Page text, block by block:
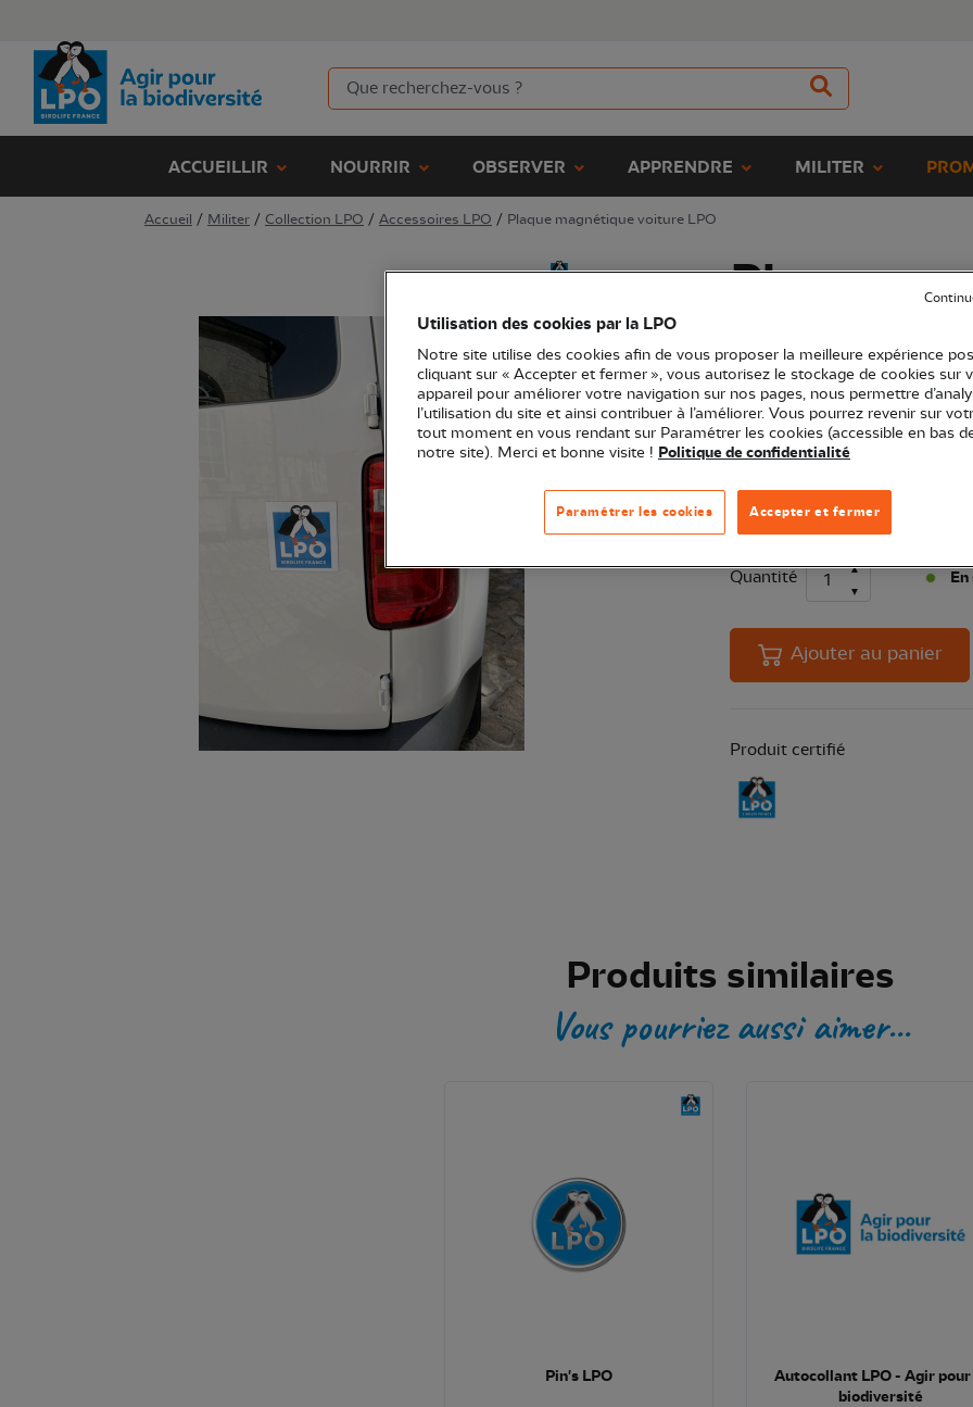
ACCUEILLIR NOURRIR OBSERVER APPRENDRE MILITER
Accueil / Militer / Collection LPO / Accessoires LPO / Plaque magnétique voiture LPO
Plaque
voiture
(Ref.EC1131)
5,90 €
sans laisser de traces !
Quantité
Ajouter au panier
Produit certifié
Produits similaires
Vous pourriez aussi aimer...
Pin's LPO
Autocollant LPO - Agir
biodiversité
Utilisation des cookies par la LPO
Notre site utilise des cookies afin de vous proposer la meilleure expérience
cliquant sur « Accepter et fermer », vous autorisez le stockage de cookies sur
appareil pour améliorer votre navigation sur nos pages, nous permettre
l’utilisation du site et ainsi contribuer à l’améliorer. Vous pourrez revenir sur
tout moment en vous rendant sur Paramétrer les cookies (accessible en bas
notre site). Merci et bonne visite ! Politique de confidentialité
Accepter et fermer
Paramétrer les cookies